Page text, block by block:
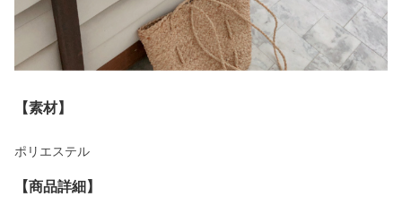
【素材】
ポリエステル
【商品詳細】